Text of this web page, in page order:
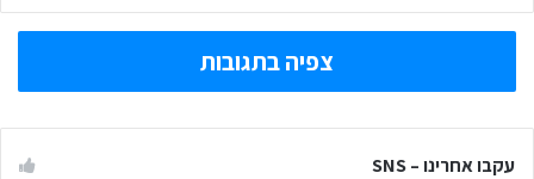
צפיה בתגובות
עקבו אחרינו – SNS